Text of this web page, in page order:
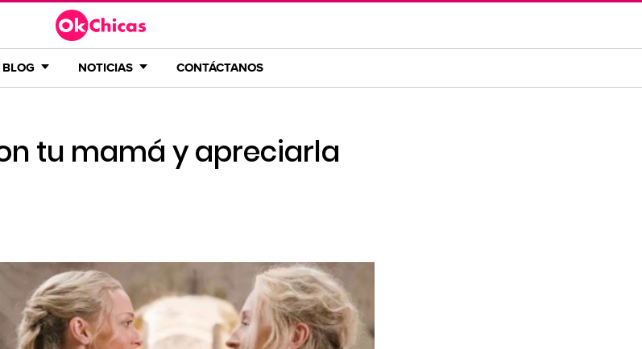
BLOG NOTICIAS CONTÁCTANOS
tu mamá y apreciarla